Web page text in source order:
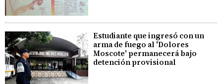
Estudiante que ingresó con un
arma de fuego al 'Dolores
Moscote' permanecerá bajo
detención provisional